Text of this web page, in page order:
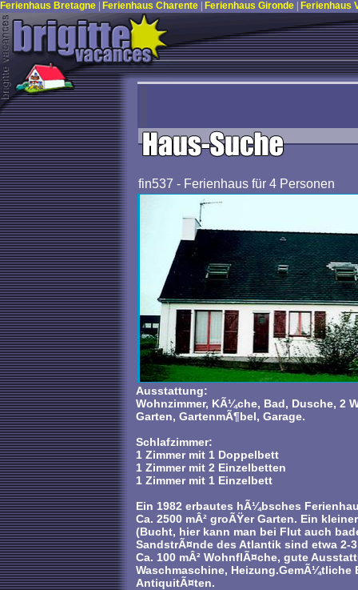
Ferienhaus Bretagne Ferienhaus Charente Ferienhaus Gironde Ferienhaus
fin537 - Ferienhaus für 4 Personen
Ausstattung:
Wohnzimmer, KÃ¼che, Bad, Dusche, 2
Garten, GartenmÃ¶bel, Garage.
Schlafzimmer:
1 Zimmer mit 1 Doppelbett
1 Zimmer mit 2 Einzelbetten
1 Zimmer mit 1 Einzelbett
Ein 1982 erbautes hÃ¼bsches
Ca. 2500 mÂ² groÃŸer Garten. Ein
(Bucht, hier kann man bei Flut auch
SandstrÃ¤nde des Atlantik sind etwa 2-
Ca. 100 mÂ² WohnflÃ¤che, gute
Waschmaschine,
AntiquitÃ¤ten.